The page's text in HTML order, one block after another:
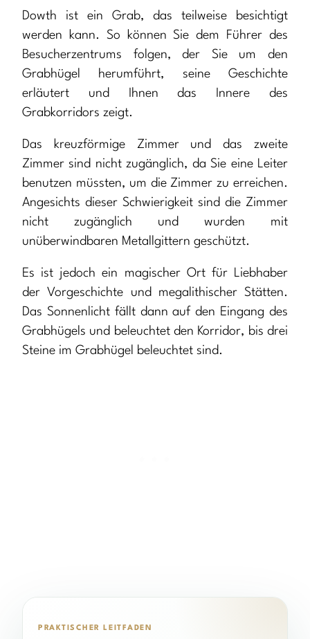
Dowth ist ein Grab, das teilweise besichtigt
werden kann. So können Sie dem Führer des
Besucherzentrums folgen, der Sie um den
Grabhügel herumführt, seine Geschichte
erläutert und Ihnen das Innere des
Grabkorridors zeigt.
Das kreuzförmige Zimmer und das zweite
Zimmer sind nicht zugänglich, da Sie eine Leiter
benutzen müssten, um die Zimmer zu erreichen.
Angesichts dieser Schwierigkeit sind die Zimmer
nicht zugänglich und wurden mit
unüberwindbaren Metallgittern geschützt.
Es ist jedoch ein magischer Ort für Liebhaber
der Vorgeschichte und megalithischer Stätten.
Das Sonnenlicht fällt dann auf den Eingang des
Grabhügels und beleuchtet den Korridor, bis drei
Steine im Grabhügel beleuchtet sind.
PRAKTISCHER LEITFADEN